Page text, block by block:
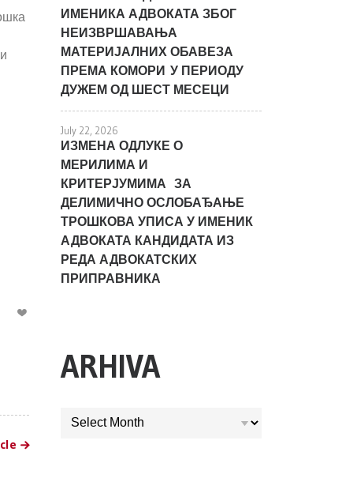
ИМЕНИКА АДВОКАТА ЗБОГ
НЕИЗВРШАВАЊА
МАТЕРИЈАЛНИХ ОБАВЕЗА
ПРЕМА КОМОРИ У ПЕРИОДУ
ДУЖЕМ ОД ШЕСТ МЕСЕЦИ
July 22, 2026
ИЗМЕНА ОДЛУКЕ О
МЕРИЛИМА И
КРИТЕРЈУМИМА ЗА
ДЕЛИМИЧНО ОСЛОБАЂАЊЕ
ТРОШКОВА УПИСА У ИМЕНИК
АДВОКАТА КАНДИДАТА ИЗ
РЕДА АДВОКАТСКИХ
ПРИПРАВНИКА
ARHIVA
ARHIVA